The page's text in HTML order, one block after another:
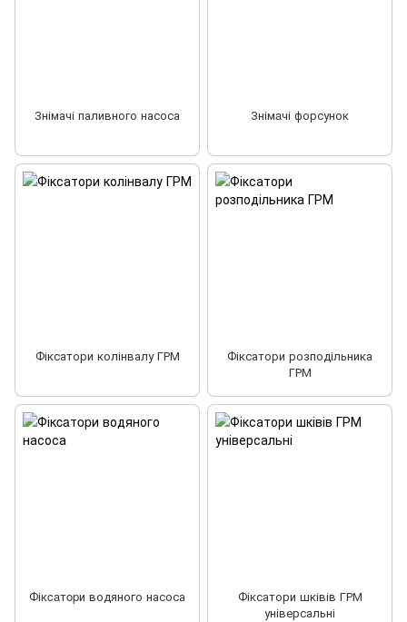
Знімачі паливного насоса Знімaчі форсунок
Фіксатори колінвалу ГРМ
Фіксатори розподільника
ГРМ
Фікcaтopи водяного насоса
Фіксатори шківів ГРМ
універсальні